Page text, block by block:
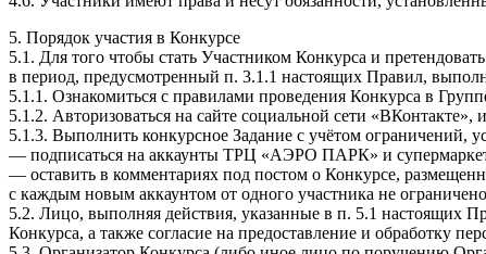
5. Порядок участия в Конкурсе
5.1. Для того чтобы стать Участником Конкурса и
в период, предусмотренный п. 3.1.1 настоящих Правил,
5.1.1. Ознакомиться с правилами проведения Конкурса в
5.1.2. Авторизоваться на сайте социальной сети «ВКонтакте»,
5.1.3. Выполнить конкурсное Задание с учётом ограничений,
— подписаться на аккаунты ТРЦ «АЭРО ПАРК» и
— оставить в комментариях под постом о Конкурсе,
с каждым новым аккаунтом от одного участника не
5.2. Лицо, выполняя действия, указанные в п. 5.1 настоящих
Конкурса, а также согласие на предоставление и обработку